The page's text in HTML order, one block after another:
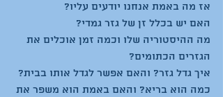
אז מה באמת אנחנו יודעים עליו?
האם יש בכלל זן של גזר גמדי?
מה ההיסטוריה שלו וכמה זמן אוכלים את
הגזרים הכתומים?
איך גדל גזר? והאם אפשר לגדל אותו בבית?
כמה הוא בריא? והאם באמת הוא משפר את